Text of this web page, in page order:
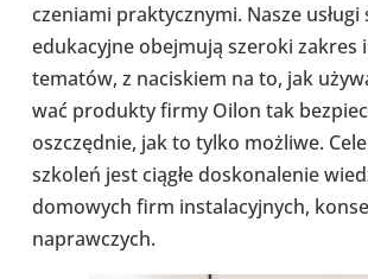
cze­niami prak­tycz­nymi. Nasze
edu­ka­cyjne obej­mują szeroki zakres
tematów, z naci­skiem na to, jak
wać pro­dukty firmy Oilon tak
osz­częd­nie, jak to tylko możliwe.
szkoleń jest ciągłe dosko­na­le­nie
domo­wych firm insta­la­cyj­nych,
napraw­czych.